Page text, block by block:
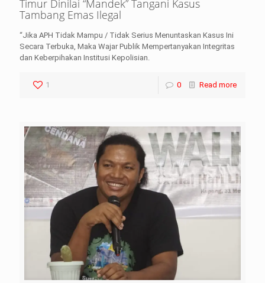
Timur Dinilai “Mandek” Tangani Kasus
Tambang Emas Ilegal
“Jika APH Tidak Mampu / Tidak Serius Menuntaskan Kasus Ini
Secara Terbuka, Maka Wajar Publik Mempertanyakan Integritas
dan Keberpihakan Institusi Kepolisian.
1 0 Read more